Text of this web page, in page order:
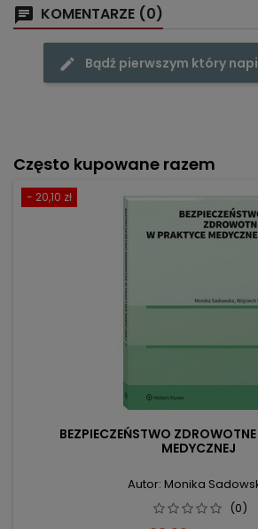
KOMENTARZE (0)
Bądź pierwszym który
Często kupowane razem
- 20,10 zł
BEZPIECZEŃSTWO
MEDYCZNEJ
Autor: Monika
(0)